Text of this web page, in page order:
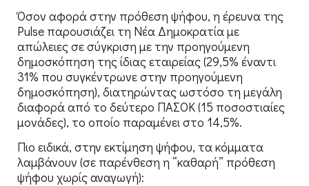
Όσον αφορά στην πρόθεση ψήφου, η έρευνα της
Pulse παρουσιάζει τη Νέα Δημοκρατία με
απώλειες σε σύγκριση με την προηγούμενη
δημοσκόπηση της ίδιας εταιρείας (29,5% έναντι
31% που συγκέντρωνε στην προηγούμενη
δημοσκόπηση), διατηρώντας ωστόσο τη μεγάλη
διαφορά από το δεύτερο ΠΑΣΟΚ (15 ποσοστιαίες
μονάδες), το οποίο παραμένει στο 14,5%.
Πιο ειδικά, στην εκτίμηση ψήφου, τα κόμματα
λαμβάνουν (σε παρένθεση η “καθαρή” πρόθεση
ψήφου χωρίς αναγωγή):